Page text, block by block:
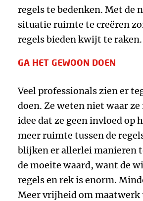
regels te bedenken. Met
situatie ruimte te creëren
regels bieden kwijt te raken.
GA HET GEWOON DOEN
Veel professionals zien er
doen. Ze weten niet waar
idee dat ze geen invloed op
meer ruimte tussen de
blijken er allerlei manieren
de moeite waard, want de
regels en rek is enorm.
Meer vrijheid om maatwerk